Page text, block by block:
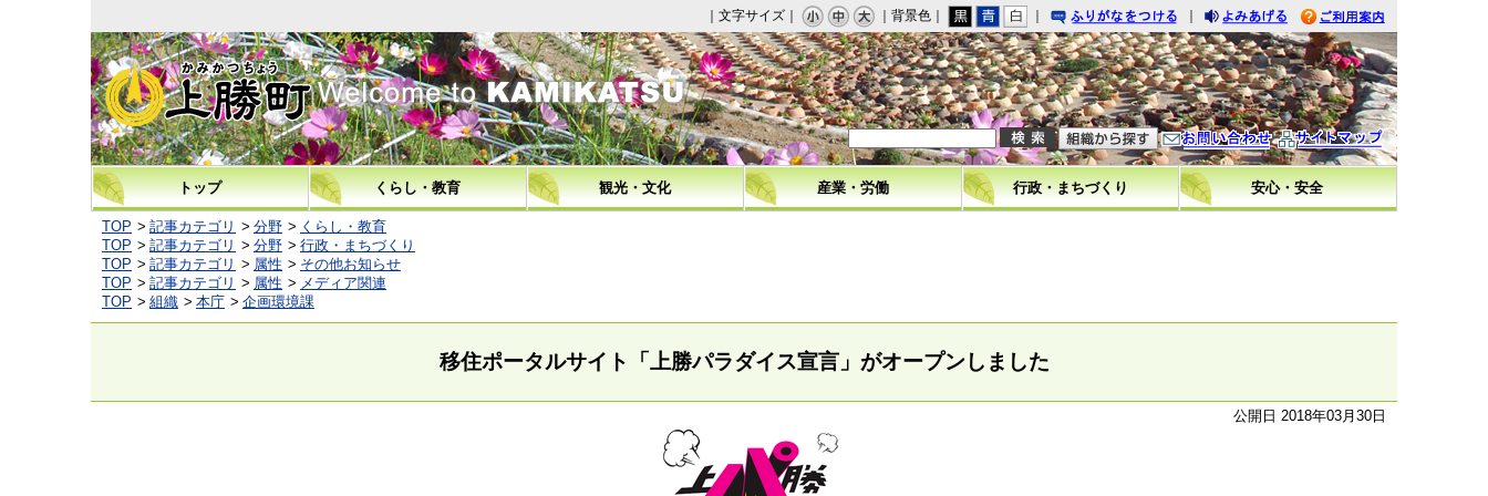
｜文字サイズ｜ ｜背景色｜
｜
りがなをつける
｜
みあげる
利用案内
上勝町 問い合わせ イトマップ
トップ くらし・教育 観光・文化 産業・労働 行政・まちづくり 安心・安全
TOP 記事カテゴリ 分野
くらし・教育
TOP
記事カテゴリ 分野
行政・まちづくり
TOP
記事カテゴリ 属性
その他お知らせ
TOP
記事カテゴリ 属性
メディア関連
TOP
組織 本庁 企画環境課
移住ポータルサイト「上勝パラダイス宣言」がオープンしました
公開日 2018年03月30日